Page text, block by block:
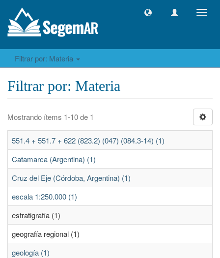
Filtrar por: Materia
Filtrar por: Materia
Mostrando ítems 1-10 de 1
551.4 + 551.7 + 622 (823.2) (047) (084.3-14) (1)
Catamarca (Argentina) (1)
Cruz del Eje (Córdoba, Argentina) (1)
escala 1:250.000 (1)
estratigrafía (1)
geografía regional (1)
geología (1)